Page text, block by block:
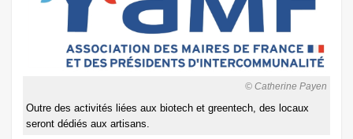
© Catherine Payen
Outre des activités liées aux biotech et greentech, des locaux
seront dédiés aux artisans.